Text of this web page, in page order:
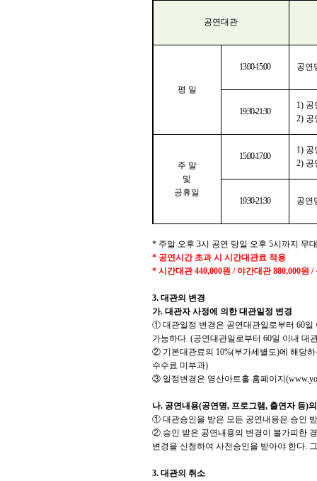
공연대관
평 일
13:00-15:00 공연
19:30-21:30
1) 공
2) 공
주 말
및
공휴일
15:00-17:00
1) 공
2) 공
19:30-21:30 공연
* 주말 오후 3시 공연 당일 오후 5시까지 무
* 공연시간 초과 시 시간대관료 적용
* 시간대관440,000원 / 야간대관880,000원 /
3. 대관의 변경
가. 대관자 사정에 의한 대관일정 변경
① 대관일정 변경은 공연대관일로부터 60일
가능하다. (공연대관일로부터 60일 이내 대
② 기본대관료의 10%(부가세별도)에 해당
수수료 미부과)
③ 일정변경은 영산아트홀 홈페이지
나. 공연내용(공연명, 프로그램, 출연자 등)
① 대관승인을 받은 모든 공연내용은 승인
② 승인 받은 공연내용의 변경이 불가피한
변경을 신청하여 사전승인을 받아야 한다.
3. 대관의 취소